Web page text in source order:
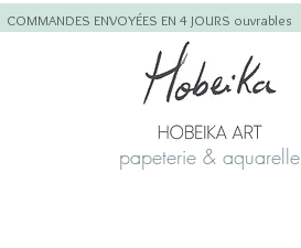
COMMANDES ENVOYÉES EN 4 JOURS ouvrables
papeterie & aquarelle